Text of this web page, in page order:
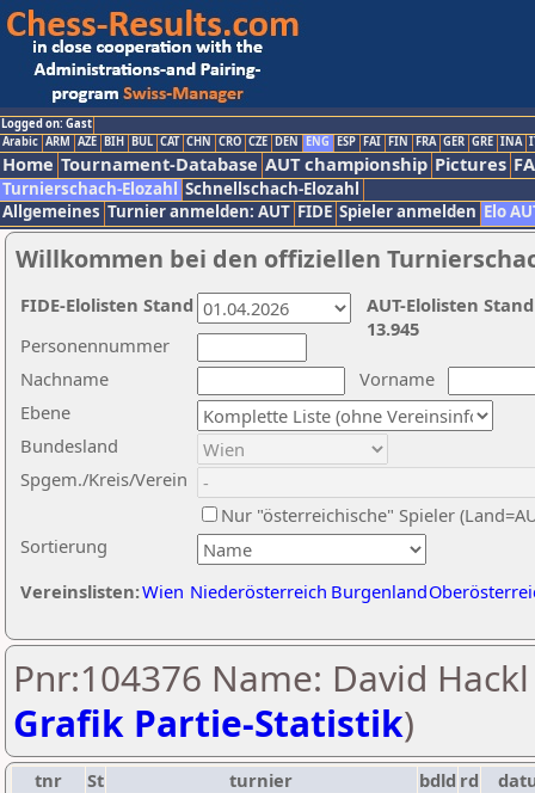
Logged on: Gast
Arabic ARM AZE BIH BUL CAT CHN CRO CZE DEN ENG ESP FAI FIN FRA GER GRE INA
Home Tournament-Database AUT championship Pictures
Turnierschach-Elozahl Schnellschach-Elozahl
Allgemeines Turnier anmelden: AUT FIDE Spieler anmelden Elo
Willkommen bei den offiziellen
Nachname
Vorname
Ebene
Sortierung
Personennummer
Bundesland
Spgem./Kreis/Verein
Nur "österreichische" Spieler
Vereinslisten:Wien Niederösterreich Burgenland
AUT-Elolisten
13.945
FIDE-Elolisten Stand
Pnr:104376 Name: David
Grafik Partie-Statistik)
tnr St turnier bdld rd